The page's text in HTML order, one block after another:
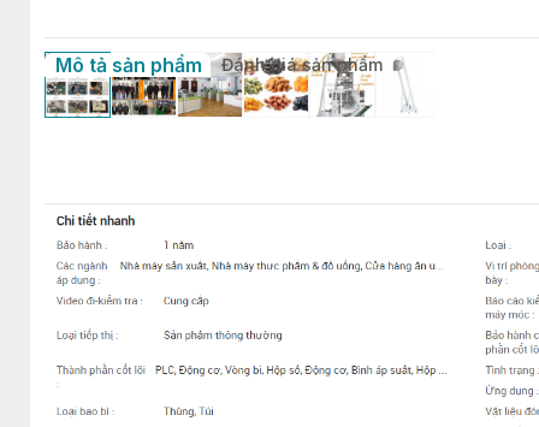
Mô tả sản phẩm Đánh giá sản phẩm